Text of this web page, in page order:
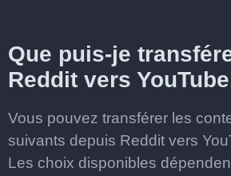
Que puis-je
Reddit vers
Vous pouvez transférer les
suivants depuis Reddit vers
Les choix disponibles